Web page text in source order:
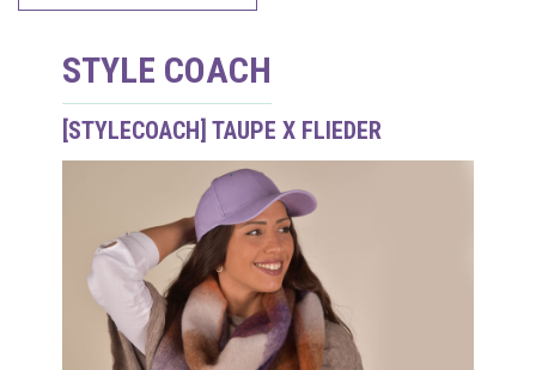
STYLE COACH
[STYLECOACH] TAUPE X FLIEDER